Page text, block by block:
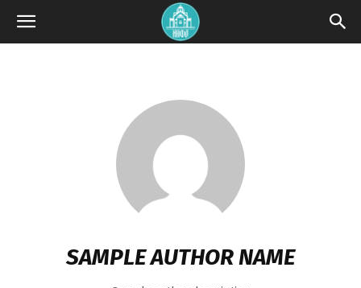
SAMPLE AUTHOR NAME